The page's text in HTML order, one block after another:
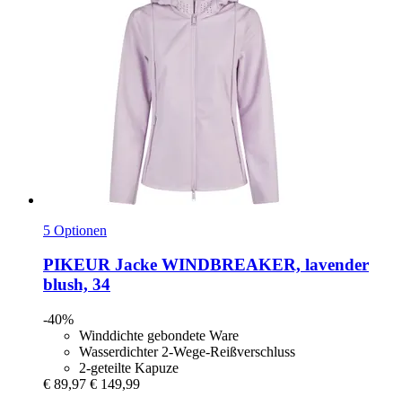
5 Optionen
PIKEUR Jacke WINDBREAKER, lavender
blush, 34
-40%
Winddichte gebondete Ware
Wasserdichter 2-Wege-Reißverschluss
2-geteilte Kapuze
€ 89,97 € 149,99